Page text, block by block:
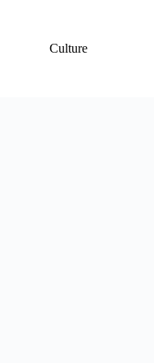
Culture